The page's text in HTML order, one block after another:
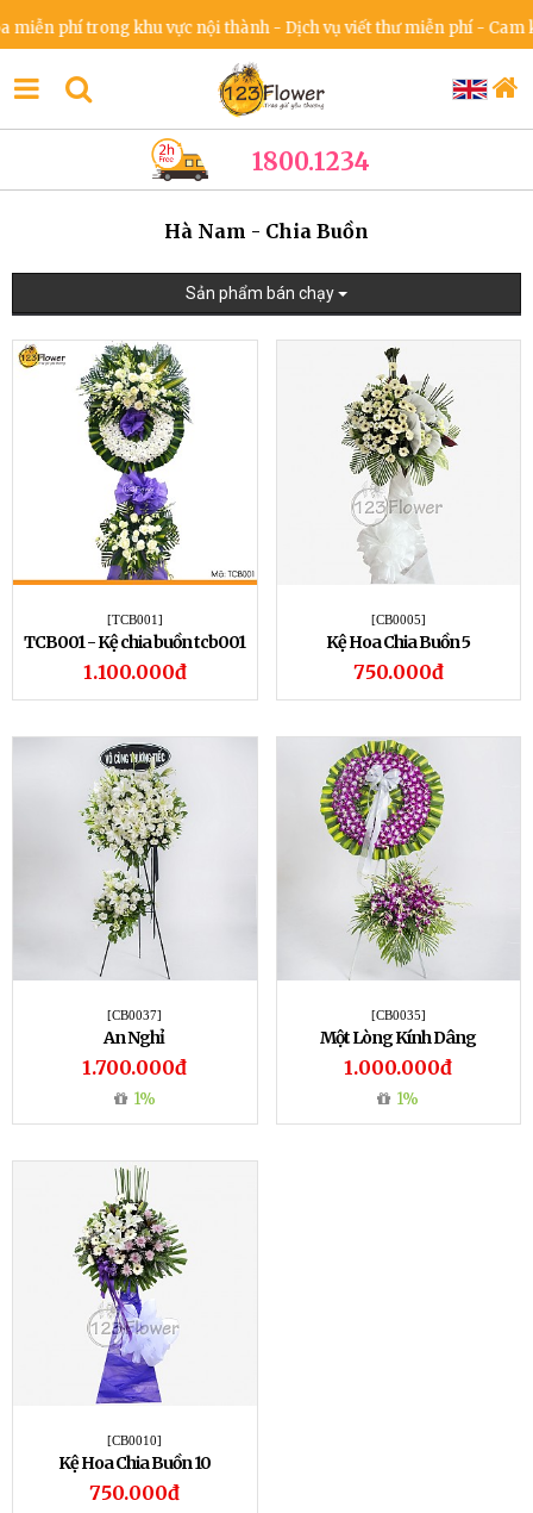
phí trong khu vực nội thành - Dịch vụ viết thư miễn phí - Cam kết
1800.1234
Hà Nam - Chia Buồn
Sản phẩm bán chạy
[TCB001]
TCB001 - Kệ chia buồn tcb001
1.100.000đ
[CB0005]
Kệ Hoa Chia Buồn 5
750.000đ
[CB0037]
An Nghỉ
1.700.000đ
1%
[CB0035]
Một Lòng Kính Dâng
1.000.000đ
1%
[CB0010]
Kệ Hoa Chia Buồn 10
750.000đ